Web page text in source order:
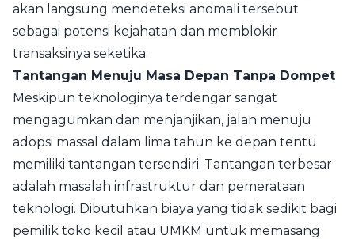
akan langsung mendeteksi anomali tersebut
sebagai potensi kejahatan dan memblokir
transaksinya seketika.
Tantangan Menuju Masa Depan Tanpa Dompet
Meskipun teknologinya terdengar sangat
mengagumkan dan menjanjikan, jalan menuju
adopsi massal dalam lima tahun ke depan tentu
memiliki tantangan tersendiri. Tantangan terbesar
adalah masalah infrastruktur dan pemerataan
teknologi. Dibutuhkan biaya yang tidak sedikit bagi
pemilik toko kecil atau UMKM untuk memasang